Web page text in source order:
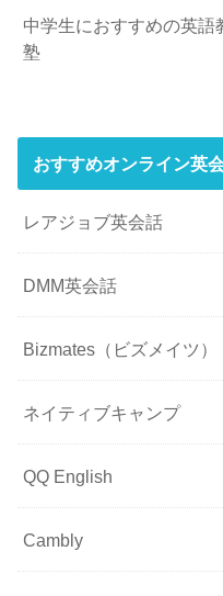
中学生におすすめの英
塾
おすすめオンライン英
レアジョブ英会話
DMM英会話
Bizmates（ビズメイツ）
ネイティブキャンプ
QQ English
Cambly